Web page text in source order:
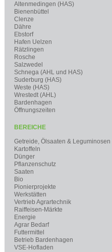
Altenmedingen (HAS)
Bienenbüttel
Clenze
Dähre
Ebstorf
Hafen Uelzen
Rätzlingen
Rosche
Salzwedel
Schnega (AHL und HAS)
Suderburg (HAS)
Weste (HAS)
Wrestedt (AHL)
Bardenhagen
Öffnungszeiten
BEREICHE
Getreide, Ölsaaten & Leguminosen
Kartoffeln
Dünger
Pflanzenschutz
Saaten
Bio
Pionierprojekte
Werkstätten
Vertrieb Agrartechnik
Raiffeisen-Märkte
Energie
Agrar Bedarf
Futtermittel
Betrieb Bardenhagen
VSE-Hofladen